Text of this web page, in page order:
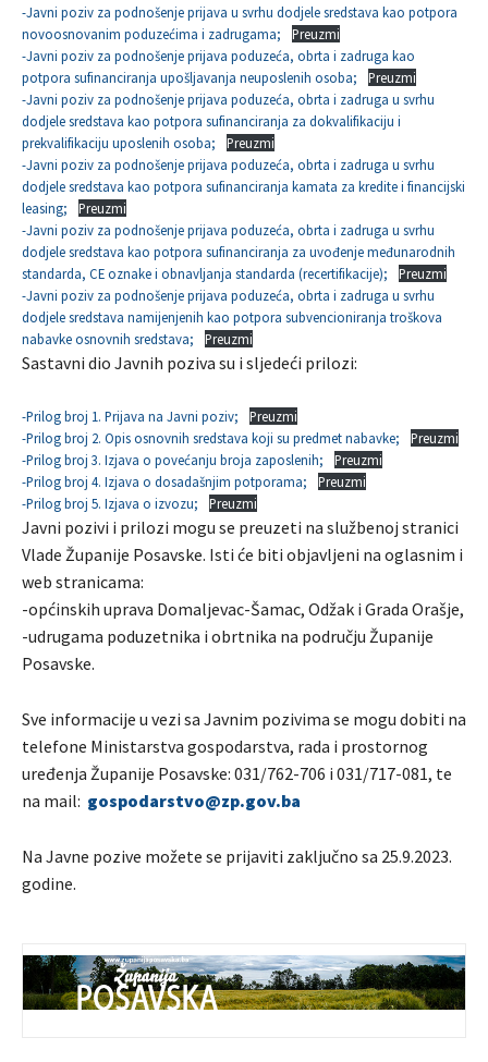
-Javni poziv za podnošenje prijava u svrhu dodjele sredstava kao potpora
novoosnovanim poduzećima i zadrugama;
Preuzmi
-Javni poziv za podnošenje prijava poduzeća, obrta i zadruga kao
potpora sufinanciranja upošljavanja neuposlenih osoba;
Preuzmi
-Javni poziv za podnošenje prijava poduzeća, obrta i zadruga u svrhu
dodjele sredstava kao potpora sufinanciranja za dokvalifikaciju i
prekvalifikaciju uposlenih osoba;
Preuzmi
-Javni poziv za podnošenje prijava poduzeća, obrta i zadruga u svrhu
dodjele sredstava kao potpora sufinanciranja kamata za kredite i financijski
leasing;
Preuzmi
-Javni poziv za podnošenje prijava poduzeća, obrta i zadruga u svrhu
dodjele sredstava kao potpora sufinanciranja za uvođenje međunarodnih
standarda, CE oznake i obnavljanja standarda (recertifikacije);
Preuzmi
-Javni poziv za podnošenje prijava poduzeća, obrta i zadruga u svrhu
dodjele sredstava namijenjenih kao potpora subvencioniranja troškova
nabavke osnovnih sredstava;
Preuzmi
Sastavni dio Javnih poziva su i sljedeći prilozi:
-Prilog broj 1. Prijava na Javni poziv;
Preuzmi
-Prilog broj 2. Opis osnovnih sredstava koji su predmet nabavke;
Preuzmi
-Prilog broj 3. Izjava o povećanju broja zaposlenih;
Preuzmi
-Prilog broj 4. Izjava o dosadašnjim potporama;
Preuzmi
-Prilog broj 5. Izjava o izvozu;
Preuzmi
Javni pozivi i prilozi mogu se preuzeti na službenoj stranici
Vlade Županije Posavske. Isti će biti objavljeni na oglasnim i
web stranicama:
-općinskih uprava Domaljevac-Šamac, Odžak i Grada Orašje,
-udrugama poduzetnika i obrtnika na području Županije
Posavske.
Sve informacije u vezi sa Javnim pozivima se mogu dobiti na
telefone Ministarstva gospodarstva, rada i prostornog
uređenja Županije Posavske: 031/762-706 i 031/717-081, te
na mail: gospodarstvo@zp.gov.ba
Na Javne pozive možete se prijaviti zaključno sa 25.9.2023.
godine.